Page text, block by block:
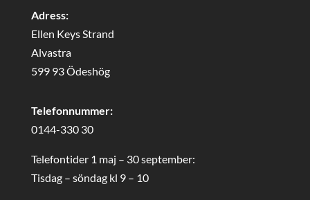
Adress:
Ellen Keys Strand
Alvastra
599 93 Ödeshög
Telefonnummer:
0144-330 30
Telefontider 1 maj – 30 september:
Tisdag – söndag kl 9 – 10